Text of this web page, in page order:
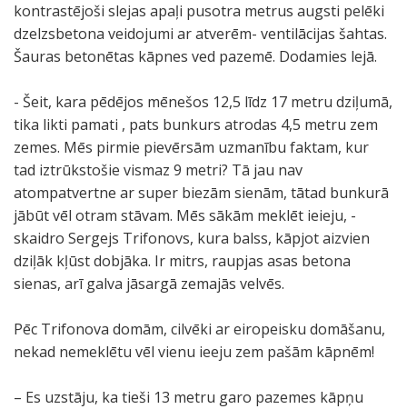
kontrastējoši slejas apaļi pusotra metrus augsti pelēki
dzelzsbetona veidojumi ar atverēm- ventilācijas šahtas.
Šauras betonētas kāpnes ved pazemē. Dodamies lejā.
- Šeit, kara pēdējos mēnešos 12,5 līdz 17 metru dziļumā,
tika likti pamati , pats bunkurs atrodas 4,5 metru zem
zemes. Mēs pirmie pievērsām uzmanību faktam, kur
tad iztrūkstošie vismaz 9 metri? Tā jau nav
atompatvertne ar super biezām sienām, tātad bunkurā
jābūt vēl otram stāvam. Mēs sākām meklēt ieieju, -
skaidro Sergejs Trifonovs, kura balss, kāpjot aizvien
dziļāk kļūst dobjāka. Ir mitrs, raupjas asas betona
sienas, arī galva jāsargā zemajās velvēs.
Pēc Trifonova domām, cilvēki ar eiropeisku domāšanu,
nekad nemeklētu vēl vienu ieeju zem pašām kāpnēm!
– Es uzstāju, ka tieši 13 metru garo pazemes kāpņu